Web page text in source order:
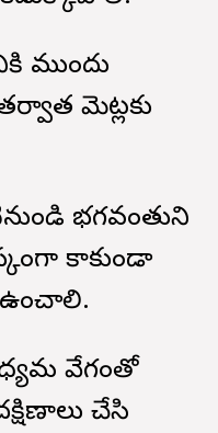
ముందు
మెట్లకు
భగవంతుని
కాకుండా
ఉంచాలి.
వేగంతో
చేసి